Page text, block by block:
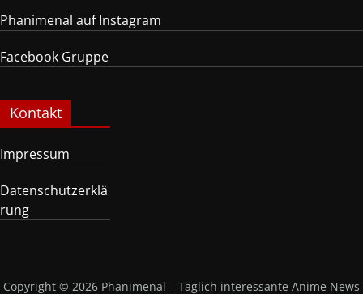
Phanimenal auf Instagram
Facebook Gruppe
Kontakt
Impressum
Datenschutzerklä
rung
Copyright © 2026 Phanimenal – Täglich interessante Anime News